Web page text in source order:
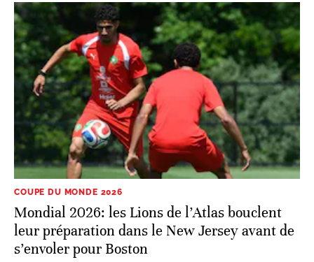
COUPE DU MONDE 2026
Mondial 2026: les Lions de l’Atlas bouclent
leur préparation dans le New Jersey avant de